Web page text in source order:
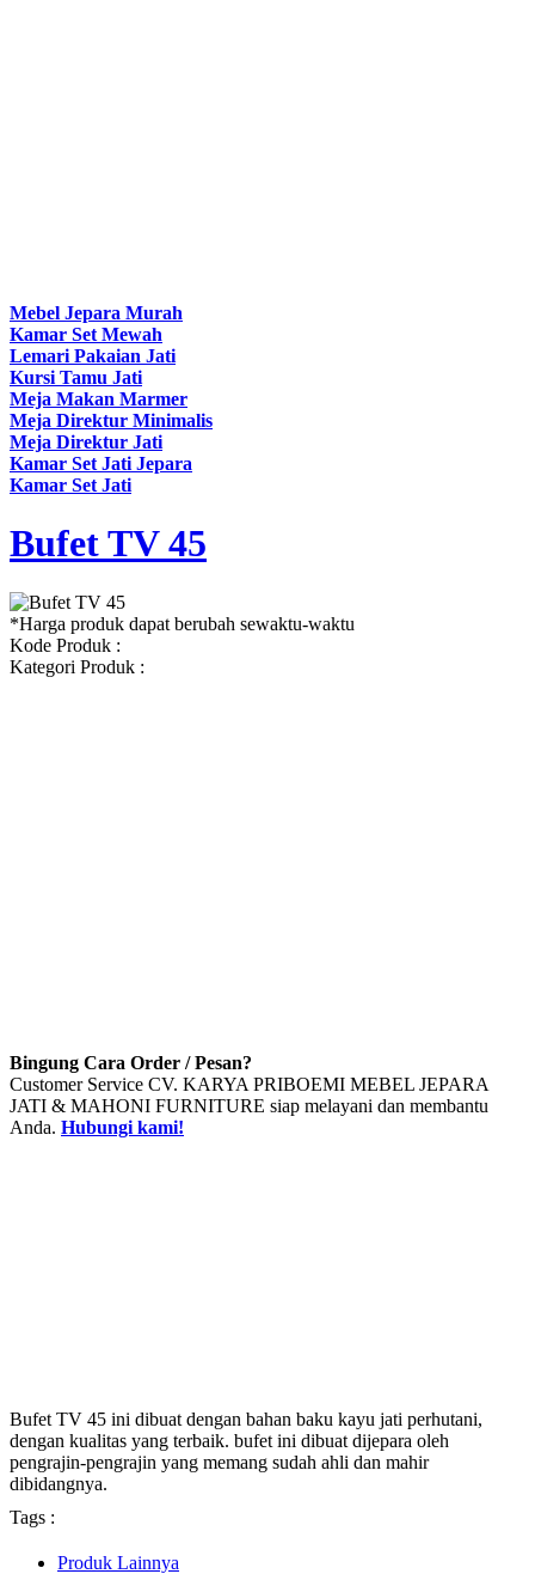
Mebel Jepara Murah
Kamar Set Mewah
Lemari Pakaian Jati
Kursi Tamu Jati
Meja Makan Marmer
Meja Direktur Minimalis
Meja Direktur Jati
Kamar Set Jati Jepara
Kamar Set Jati
Bufet TV 45
*Harga produk dapat berubah sewaktu-waktu
Kode Produk :
Kategori Produk :
Bingung Cara Order / Pesan?
Customer Service CV. KARYA PRIBOEMI MEBEL JEPARA
JATI & MAHONI FURNITURE siap melayani dan membantu
Anda. Hubungi kami!
Bufet TV 45 ini dibuat dengan bahan baku kayu jati perhutani,
dengan kualitas yang terbaik. bufet ini dibuat dijepara oleh
pengrajin-pengrajin yang memang sudah ahli dan mahir
dibidangnya.
Tags :
Produk Lainnya